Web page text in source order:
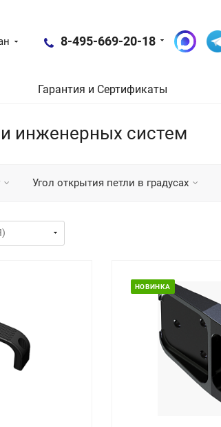
8-495-669-20-18
Гарантия и Сертификаты
инженерных систем
Угол открытия петли в градусах
НОВИНКА